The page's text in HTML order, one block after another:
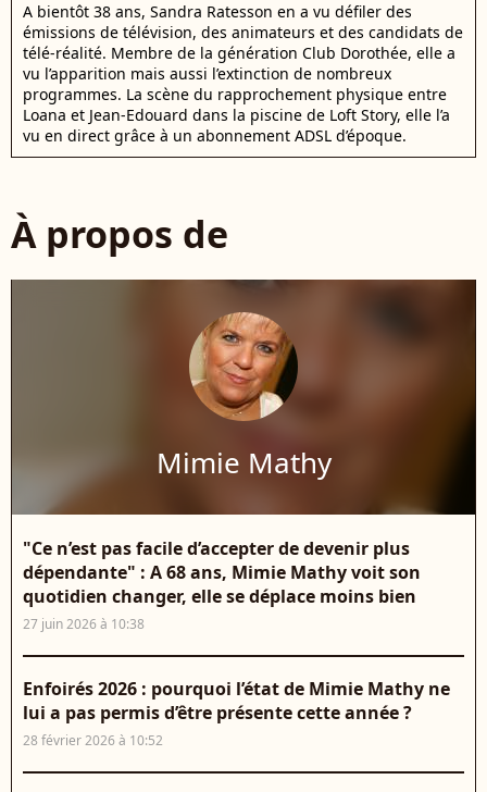
A bientôt 38 ans, Sandra Ratesson en a vu défiler des
émissions de télévision, des animateurs et des candidats de
télé-réalité. Membre de la génération Club Dorothée, elle a
vu l’apparition mais aussi l’extinction de nombreux
programmes. La scène du rapprochement physique entre
Loana et Jean-Edouard dans la piscine de Loft Story, elle l’a
vu en direct grâce à un abonnement ADSL d’époque.
À propos de
Mimie Mathy
"Ce n’est pas facile d’accepter de devenir plus
dépendante" : A 68 ans, Mimie Mathy voit son
quotidien changer, elle se déplace moins bien
27 juin 2026 à 10:38
Enfoirés 2026 : pourquoi l’état de Mimie Mathy ne
lui a pas permis d’être présente cette année ?
28 février 2026 à 10:52